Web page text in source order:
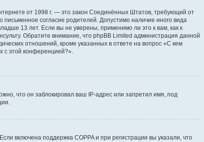
от 1998 г. — это закон Соединённых Штатов, требующий от
согласие родителей. Допустимо наличие иного вида
13 лет. Если вы не уверены, применимо ли это к вам, как к
Обратите внимание, что phpBB Limited администрация данной
отношений, кроме указанных в ответе на вопрос «С кем
с этой конференцией?».
что он заблокировал ваш IP-адрес или запретил имя, под
включена поддержка COPPA и при регистрации вы указали, что